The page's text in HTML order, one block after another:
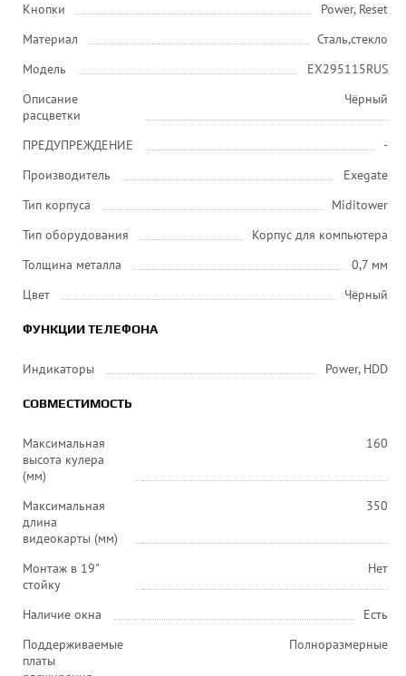
Кнопки
Power, Reset
Материал
Сталь,стекло
Модель
EX295115RUS
Описание
расцветки
Чёрный
ПРЕДУПРЕЖДЕНИЕ
-
Производитель
Exegate
Тип корпуса
Miditower
Тип оборудования
Корпус для компьютера
Толщина металла
0,7 мм
Цвет
Чёрный
ФУНКЦИИ ТЕЛЕФОНА
Индикаторы Power, HDD
СОВМЕСТИМОСТЬ
Максимальная
высота кулера
(мм)
160
Максимальная
длина
видеокарты (мм)
350
Монтаж в 19"
стойку
Нет
Наличие окна
Есть
Поддерживаемые
платы
Полноразмерные